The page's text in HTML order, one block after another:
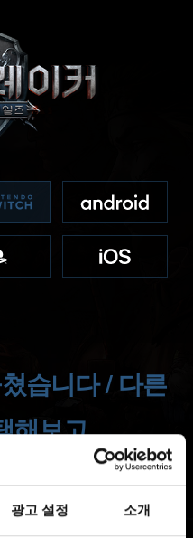
광고 설정 소개
해보고
데이터를